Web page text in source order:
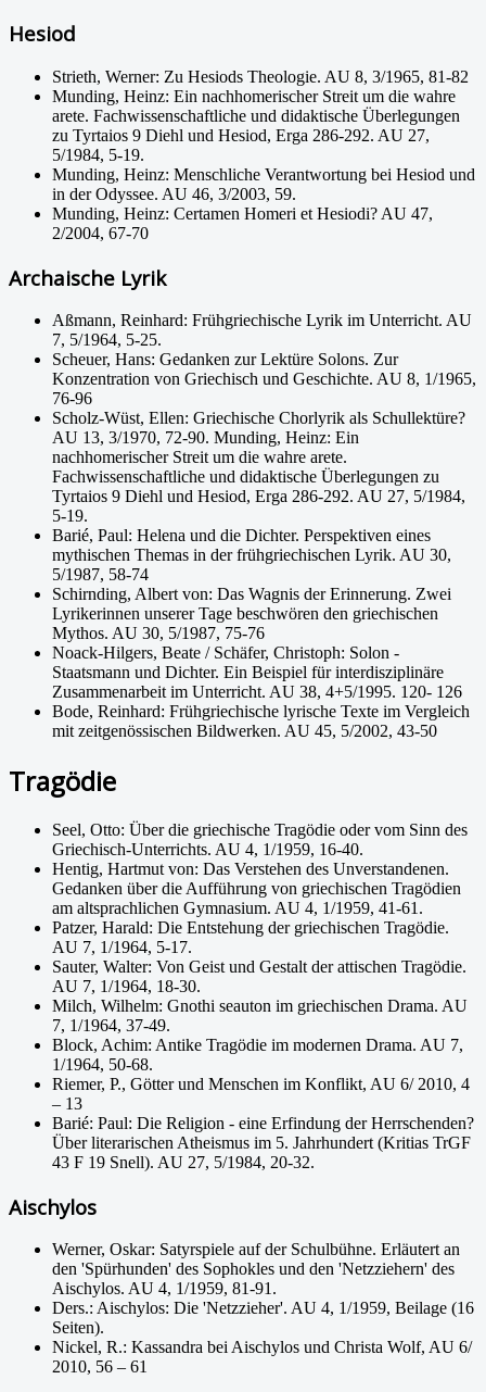
Hesiod
Strieth, Werner: Zu Hesiods Theologie. AU 8, 3/1965, 81-82
Munding, Heinz: Ein nachhomerischer Streit um die wahre
arete. Fachwissenschaftliche und didaktische Überlegungen
zu Tyrtaios 9 Diehl und Hesiod, Erga 286-292. AU 27,
5/1984, 5-19.
Munding, Heinz: Menschliche Verantwortung bei Hesiod und
in der Odyssee. AU 46, 3/2003, 59.
Munding, Heinz: Certamen Homeri et Hesiodi? AU 47,
2/2004, 67-70
Archaische Lyrik
Aßmann, Reinhard: Frühgriechische Lyrik im Unterricht. AU
7, 5/1964, 5-25.
Scheuer, Hans: Gedanken zur Lektüre Solons. Zur
Konzentration von Griechisch und Geschichte. AU 8, 1/1965,
76-96
Scholz-Wüst, Ellen: Griechische Chorlyrik als Schullektüre?
AU 13, 3/1970, 72-90. Munding, Heinz: Ein
nachhomerischer Streit um die wahre arete.
Fachwissenschaftliche und didaktische Überlegungen zu
Tyrtaios 9 Diehl und Hesiod, Erga 286-292. AU 27, 5/1984,
5-19.
Barié, Paul: Helena und die Dichter. Perspektiven eines
mythischen Themas in der frühgriechischen Lyrik. AU 30,
5/1987, 58-74
Schirnding, Albert von: Das Wagnis der Erinnerung. Zwei
Lyrikerinnen unserer Tage beschwören den griechischen
Mythos. AU 30, 5/1987, 75-76
Noack-Hilgers, Beate / Schäfer, Christoph: Solon -
Staatsmann und Dichter. Ein Beispiel für interdisziplinäre
Zusammenarbeit im Unterricht. AU 38, 4+5/1995. 120- 126
Bode, Reinhard: Frühgriechische lyrische Texte im Vergleich
mit zeitgenössischen Bildwerken. AU 45, 5/2002, 43-50
Tragödie
Seel, Otto: Über die griechische Tragödie oder vom Sinn des
Griechisch-Unterrichts. AU 4, 1/1959, 16-40.
Hentig, Hartmut von: Das Verstehen des Unverstandenen.
Gedanken über die Aufführung von griechischen Tragödien
am altsprachlichen Gymnasium. AU 4, 1/1959, 41-61.
Patzer, Harald: Die Entstehung der griechischen Tragödie.
AU 7, 1/1964, 5-17.
Sauter, Walter: Von Geist und Gestalt der attischen Tragödie.
AU 7, 1/1964, 18-30.
Milch, Wilhelm: Gnothi seauton im griechischen Drama. AU
7, 1/1964, 37-49.
Block, Achim: Antike Tragödie im modernen Drama. AU 7,
1/1964, 50-68.
Riemer, P., Götter und Menschen im Konflikt, AU 6/ 2010, 4
– 13
Barié: Paul: Die Religion - eine Erfindung der Herrschenden?
Über literarischen Atheismus im 5. Jahrhundert (Kritias TrGF
43 F 19 Snell). AU 27, 5/1984, 20-32.
Aischylos
Werner, Oskar: Satyrspiele auf der Schulbühne. Erläutert an
den 'Spürhunden' des Sophokles und den 'Netzziehern' des
Aischylos. AU 4, 1/1959, 81-91.
Ders.: Aischylos: Die 'Netzzieher'. AU 4, 1/1959, Beilage (16
Seiten).
Nickel, R.: Kassandra bei Aischylos und Christa Wolf, AU 6/
2010, 56 – 61